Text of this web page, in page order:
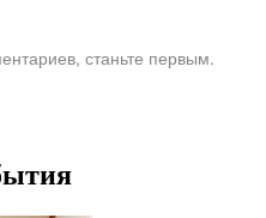
станьте первым.